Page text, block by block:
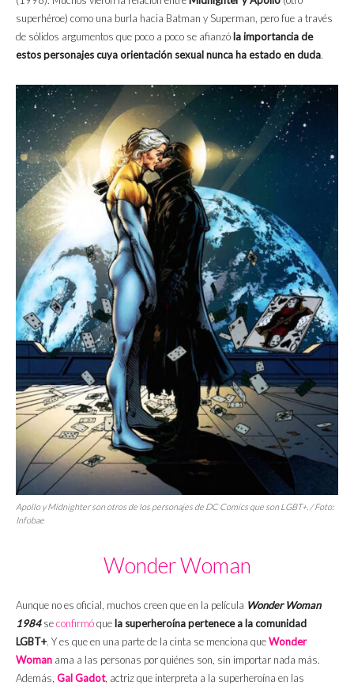
superhéroe) como una burla hacia Batman y Superman, pero fue a través
de sólidos argumentos que poco a poco se afianzó la importancia de
estos personajes cuya orientación sexual nunca ha estado en duda.
Apollo y Midnighter son otros de los personajes de DC Comics que son LGBT+. / Foto:
Infobae
Wonder Woman
Aunque no es oficial, muchos creen que en la película Wonder Woman
1984seconfirmóque la superheroína pertenece a la comunidad
LGBT+. Y es que en una parte de la cinta se menciona queWonder
Woman ama a las personas por quiénes son, sin importar nada más.
Además, Gal Gadot, actriz que interpreta a la superheroína en las